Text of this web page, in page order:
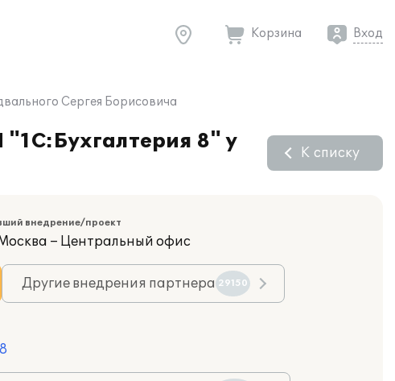
Корзина Вход
Сергея Борисовича
"1С:Бухгалтерия 8" у
К списку
внедрение/проект
– Центральный офис
Другие внедрения партнера 29150